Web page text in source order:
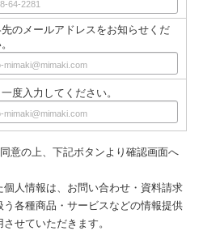
のメールアドレスをお知らせくだ
度入力してください。
意の上、下記ボタンより確認画⾯へ
人情報は、お問い合わせ・資料請求
各種商品・サービスなどの情報提供
せていただきます。